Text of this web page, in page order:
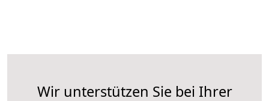
Wir unterstützen Sie bei Ihrer